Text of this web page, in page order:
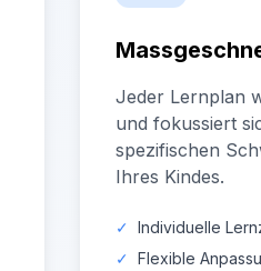
Jeder Lernplan
und fokussiert
spezifischen
Ihres Kindes.
✓ Individuelle
✓ Flexible